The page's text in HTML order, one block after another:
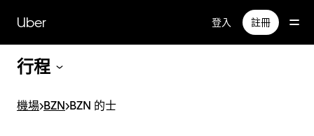
Uber 登入 註冊
行程
機場>BZN>BZN 的士